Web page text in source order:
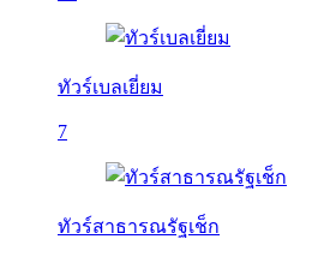
ทัวร์เบลเยี่ยม
7
ทัวร์สาธารณรัฐเช็ก